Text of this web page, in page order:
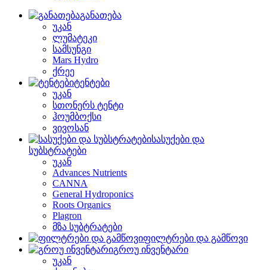
განათება
უკან
ლუმატეკი
სამსუნგი
Mars Hydro
ქრეე
ტენტები
უკან
სთონერს ტენტი
ჰოუმბოქსი
ვივოსან
სასუქები და
სუბსტრატები
უკან
Advances Nutrients
CANNA
General Hydroponics
Roots Organics
Plagron
მზა სუბტრატები
ფილტრები და გამწოვი
გროუ ინვენტარი
უკან